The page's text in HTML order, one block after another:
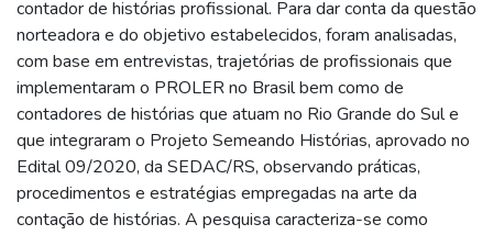
contador de histórias profissional. Para dar conta da questão
norteadora e do objetivo estabelecidos, foram analisadas,
com base em entrevistas, trajetórias de profissionais que
implementaram o PROLER no Brasil bem como de
contadores de histórias que atuam no Rio Grande do Sul e
que integraram o Projeto Semeando Histórias, aprovado no
Edital 09/2020, da SEDAC/RS, observando práticas,
procedimentos e estratégias empregadas na arte da
contação de histórias. A pesquisa caracteriza-se como